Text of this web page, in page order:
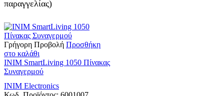
παραγγελίας)
Γρήγορη Προβολή Προσθήκη
στο καλάθι
INIM SmartLiving 1050 Πίνακας
Συναγερμού
INIM Electronics